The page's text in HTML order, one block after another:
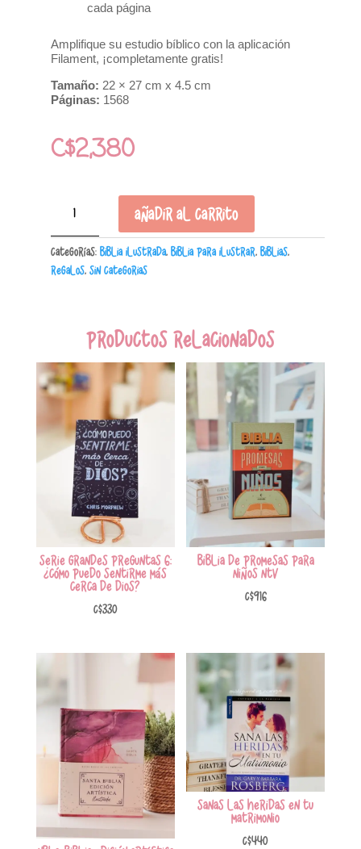
cada página
Amplifique su estudio bíblico con la aplicación
Filament, ¡completamente gratis!
Tamaño: 22 × 27 cm x 4.5 cm
Páginas: 1568
C$2,380
Inspira
con
Filament
Añadir al carrito
Categorías: Biblia Ilustrada, Biblia para ilustrar, Biblias,
Regalos, Sin Categorias
Productos relacionados
Serie Grandes Preguntas 6:
¿Cómo puedo sentirme más
cerca de Dios?
C$330
Biblia de promesas para
niños NTV
C$916
Sanas las heridas en tu
matrimonio
C$440